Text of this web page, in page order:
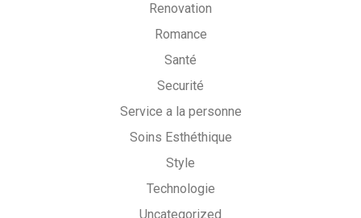
Renovation
Romance
Santé
Securité
Service a la personne
Soins Esthéthique
Style
Technologie
Uncategorized